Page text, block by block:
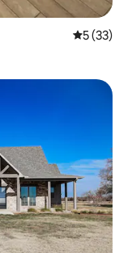
平均评分
5 (33)